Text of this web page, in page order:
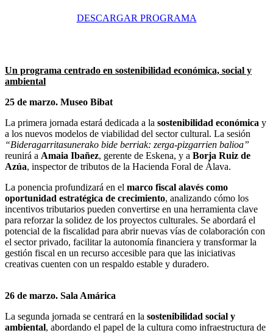
DESCARGAR PROGRAMA
Un programa centrado en sostenibilidad económica, social y
ambiental
25 de marzo. Museo Bibat
La primera jornada estará dedicada a la sostenibilidad económica y
a los nuevos modelos de viabilidad del sector cultural. La sesión
“Bideragarritasunerako bide berriak: zerga-pizgarrien balioa”
reunirá a Amaia Ibañez, gerente de Eskena, y a Borja Ruiz de
Azúa, inspector de tributos de la Hacienda Foral de Álava.
La ponencia profundizará en el marco fiscal alavés como
oportunidad estratégica de crecimiento, analizando cómo los
incentivos tributarios pueden convertirse en una herramienta clave
para reforzar la solidez de los proyectos culturales. Se abordará el
potencial de la fiscalidad para abrir nuevas vías de colaboración con
el sector privado, facilitar la autonomía financiera y transformar la
gestión fiscal en un recurso accesible para que las iniciativas
creativas cuenten con un respaldo estable y duradero.
26 de marzo. Sala Amárica
La segunda jornada se centrará en la sostenibilidad social y
ambiental, abordando el papel de la cultura como infraestructura de